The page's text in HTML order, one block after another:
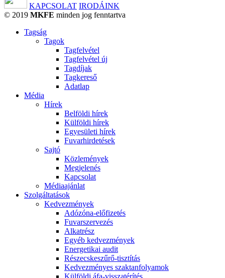
KAPCSOLAT IRODÁINK
© 2019 MKFE minden jog fenntartva
Tagság
Tagok
Tagfelvétel
Tagfelvétel új
Tagdíjak
Tagkereső
Adatlap
Média
Hírek
Belföldi hírek
Külföldi hírek
Egyesületi hírek
Fuvarhirdetések
Sajtó
Közlemények
Megjelenés
Kapcsolat
Médiaajánlat
Szolgáltatások
Kedvezmények
Adózóna-előfizetés
Fuvarszervezés
Alkatrész
Egyéb kedvezmények
Energetikai audit
Részecskeszűrő-tisztítás
Kedvezményes szaktanfolyamok
Külföldi áfa-visszatérítés